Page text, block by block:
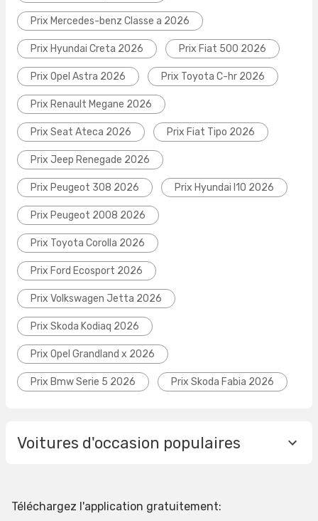
Prix Mercedes-benz Classe a 2026
Prix Hyundai Creta 2026 Prix Fiat 500 2026
Prix Opel Astra 2026 Prix Toyota C-hr 2026
Prix Renault Megane 2026
Prix Seat Ateca 2026 Prix Fiat Tipo 2026
Prix Jeep Renegade 2026
Prix Peugeot 308 2026 Prix Hyundai I10 2026
Prix Peugeot 2008 2026
Prix Toyota Corolla 2026
Prix Ford Ecosport 2026
Prix Volkswagen Jetta 2026
Prix Skoda Kodiaq 2026
Prix Opel Grandland x 2026
Prix Bmw Serie 5 2026 Prix Skoda Fabia 2026
Voitures d'occasion populaires
Téléchargez l'application gratuitement: